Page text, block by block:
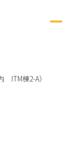
ITM棟2-A）